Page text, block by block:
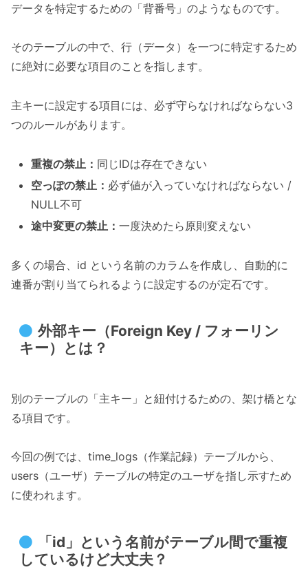
データを特定するための「背番号」のようなものです。
そのテーブルの中で、行（データ）を一つに特定するため
に絶対に必要な項目のことを指します。
主キーに設定する項目には、必ず守らなければならない3
つのルールがあります。
重複の禁止： 同じIDは存在できない
空っぽの禁止： 必ず値が入っていなければならない /
NULL不可
途中変更の禁止：一度決めたら原則変えない
多くの場合、id という名前のカラムを作成し、自動的に
連番が割り当てられるように設定するのが定石です。
外部キー（Foreign Key / フォーリン
キー）とは？
別のテーブルの「主キー」と紐付けるための、架け橋とな
る項目です。
今回の例では、time_logs（作業記録）テーブルから、
users（ユーザ）テーブルの特定のユーザを指し示すため
に使われます。
「id」という名前がテーブル間で重複
しているけど大丈夫？